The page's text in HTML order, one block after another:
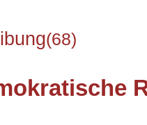
(68)